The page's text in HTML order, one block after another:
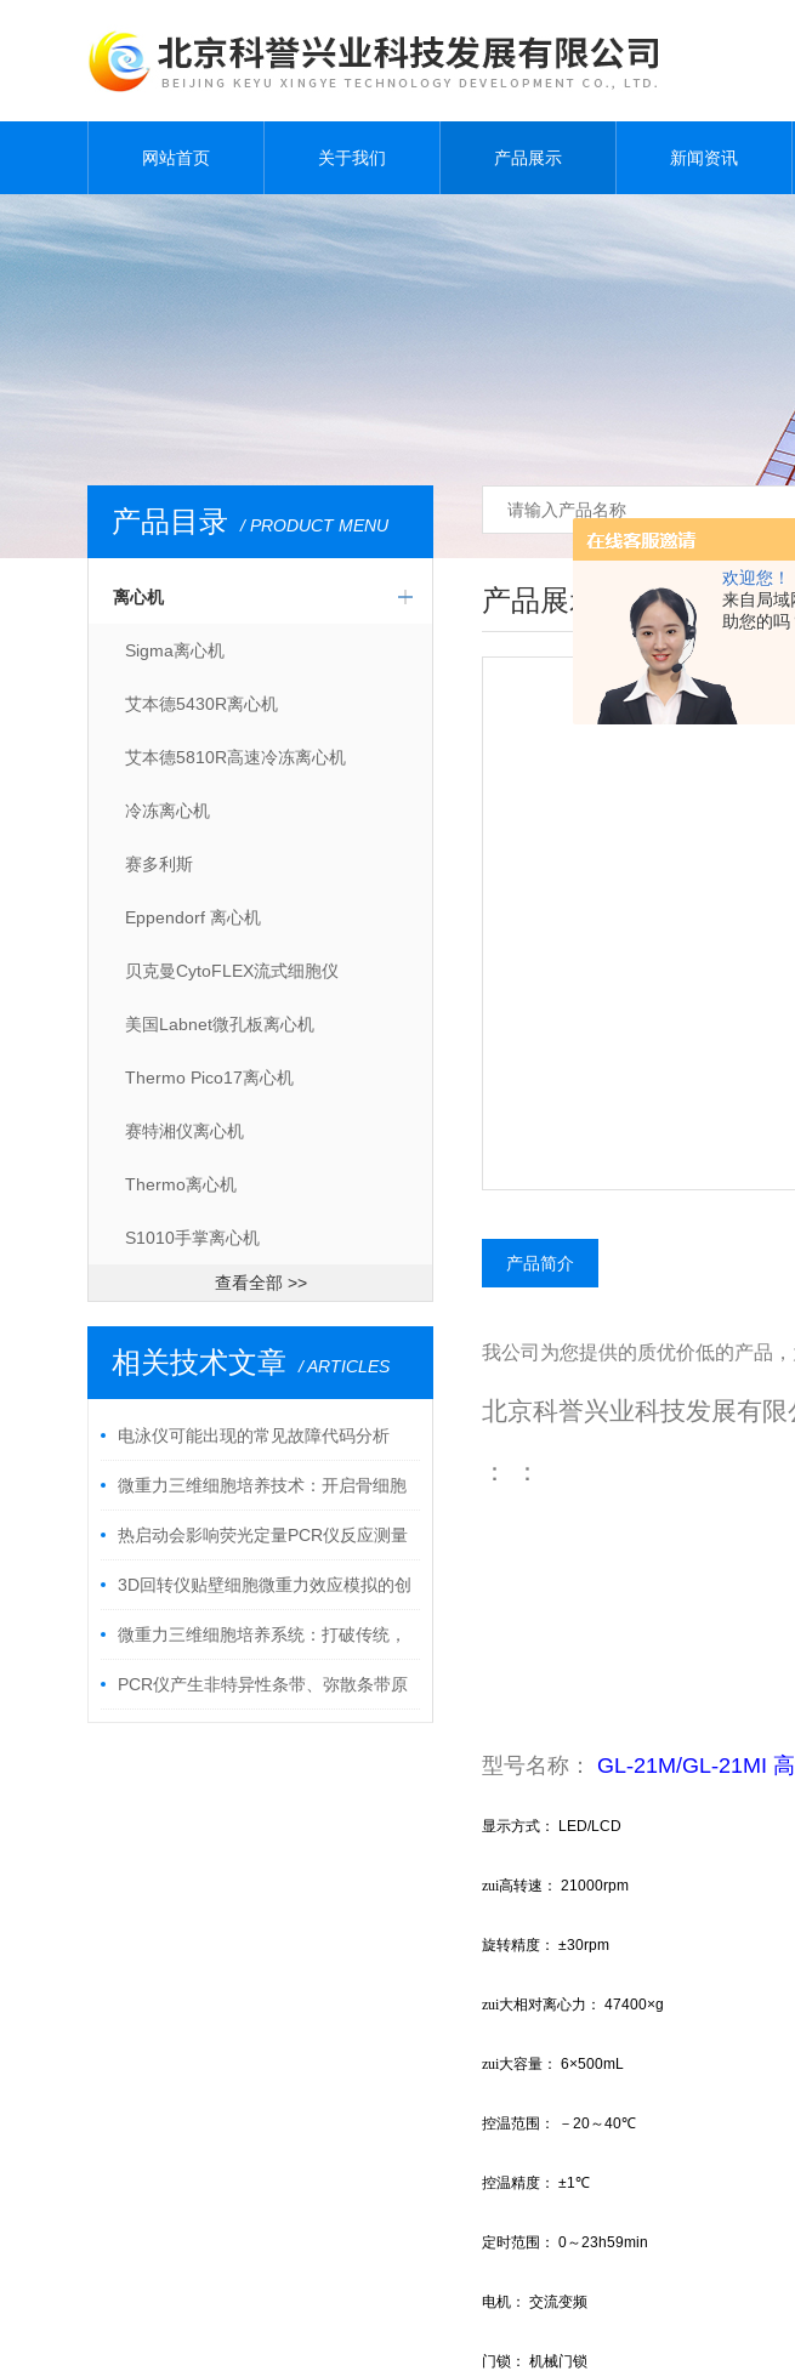
欢迎您！
来自局域
助您的吗
网站首页 关于我们 产品展示 新闻资讯
产品目录 / PRODUCT MENU
离心机
Sigma离心机
艾本德5430R离心机
艾本德5810R高速冷冻离心机
冷冻离心机
赛多利斯
Eppendorf 离心机
贝克曼CytoFLEX流式细胞仪
美国Labnet微孔板离心机
Thermo Pico17离心机
赛特湘仪离心机
Thermo离心机
S1010手掌离心机
查看全部 >>
相关技术文章 / ARTICLES
电泳仪可能出现的常见故障代码分析
微重力三维细胞培养技术：开启骨细胞
研究新纪元
热启动会影响荧光定量PCR仪反应测量
吗？3D回转仪贴壁细胞微重力效应模拟的创
新应用
微重力三维细胞培养系统：打破传统，
细胞培养新潮流
PCR仪产生非特异性条带、弥散条带原
产品展示 您现在的位
产品简介
我公司为您提供的质优价低的产品
北京科誉兴业科技发展有限
： ：
型号名称： GL-21M/GL-21MI
显示方式： LED/LCD
zui高转速： 21000rpm
旋转精度： ±30rpm
zui大相对离心力： 47400×g
zui大容量： 6×500mL
控温范围： － 20～40℃
控温精度： ±1℃
定时范围： 0～23h59min
电机： 交流变频
门锁： 机械门锁